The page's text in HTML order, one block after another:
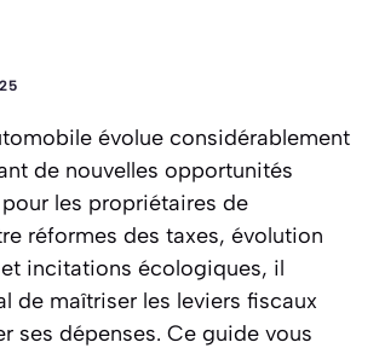
évolue considérablement
de nouvelles opportunités
les propriétaires de
réformes des taxes, évolution
incitations écologiques, il
de maîtriser les leviers fiscaux
ses dépenses. Ce guide vous